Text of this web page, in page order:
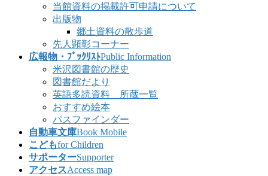
当館資料の掲載許可申請について
出版物
郷土資料の散歩道
先人顕彰コーナー
広報物・ﾌﾞｯｸﾘｽﾄPublic Information
米沢図書館の歴史
図書館だより
英語多読資料 所蔵一覧
おすすめ絵本
パスファインダー
自動車文庫Book Mobile
こどもfor Children
サポーターSupporter
アクセスAccess map